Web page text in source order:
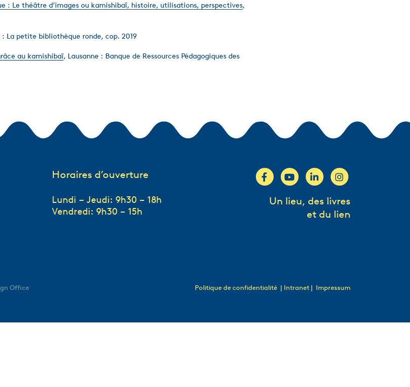
: Le théâtre d’images ou kamishibaï, histoire, utilisations, perspectives,
La petite bibliothèque ronde, cop. 2019
au kamishibaï, Lausanne : Banque de Ressources Pédagogiques des
Horaires d’ouverture
Lundi – Jeudi: 9h30 – 18h
Vendredi: 9h30 – 15h
Un lieu, des livres
et du lien
Office Politique de confidentialité | Intranet | Impressum